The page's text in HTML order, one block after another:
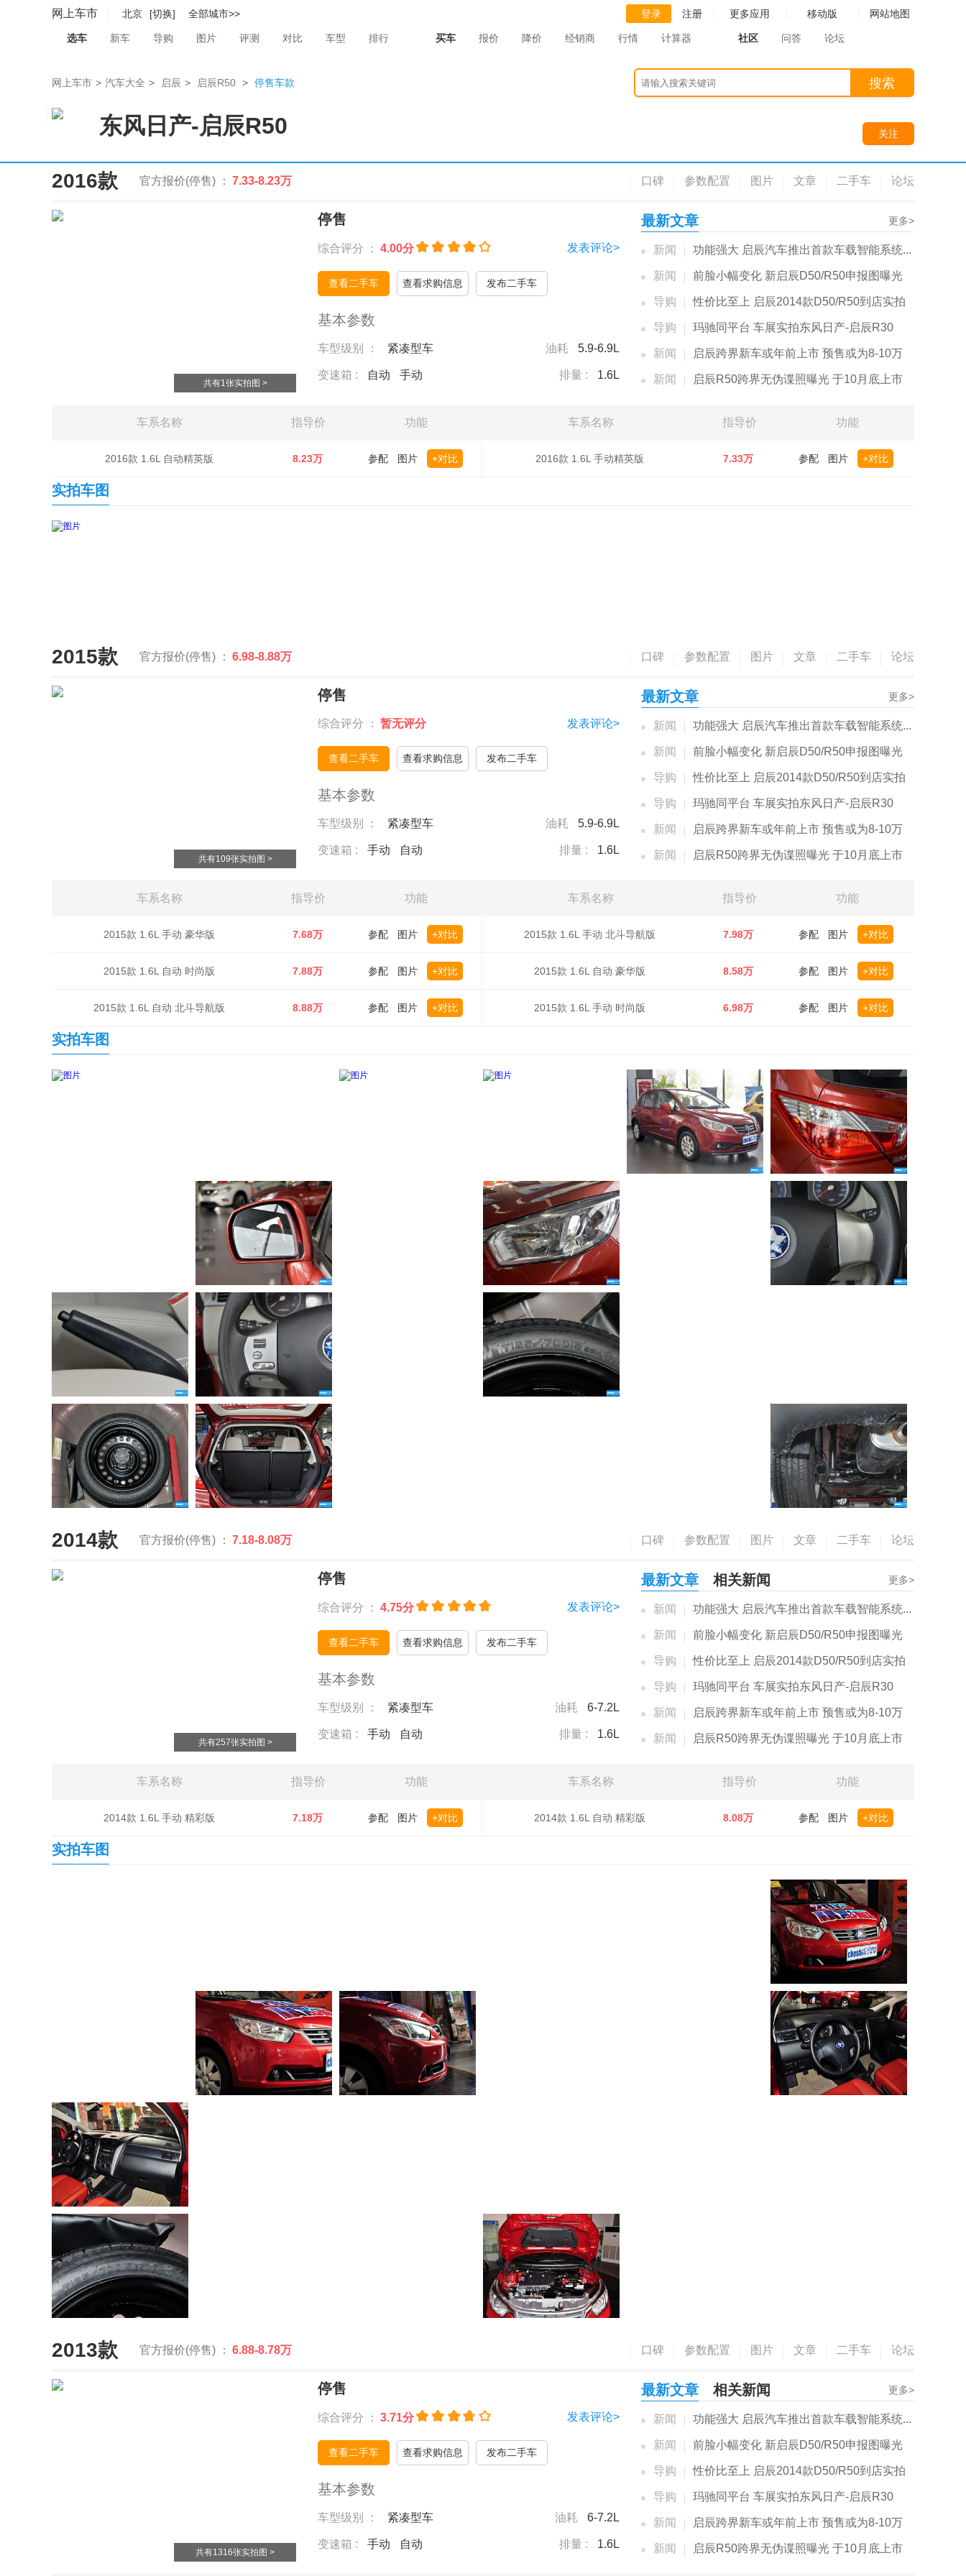
网上车市 北京 [切换] 全部城市>> 登录 注册 更多应用 移动版 网站地图
选车 新车 导购 图片 评测 对比 车型 排行 买车 报价 降价 经销商 行情 计算器 社区 问答 论坛
网上车市 > 汽车大全 > 启辰 > 启辰R50 > 停售车款 搜索
东风日产-启辰R50 关注
2016款 官方报价(停售) ： 7.33-8.23万 口碑 参数配置 图片 文章 二手车 论坛
共有1张实拍图 >
停售
综合评分 ： 4.00分 发表评论>
查看二手车 查看求购信息 发布二手车
基本参数
车型级别 ： 紧凑型车 油耗 5.9-6.9L
变速箱 : 自动 手动 排量 : 1.6L
最新文章 更多>
新闻 功能强大 启辰汽车推出首款车载智能系统...
新闻 前脸小幅变化 新启辰D50/R50申报图曝光
导购 性价比至上 启辰2014款D50/R50到店实拍
导购 玛驰同平台 车展实拍东风日产-启辰R30
新闻 启辰跨界新车或年前上市 预售或为8-10万
新闻 启辰R50跨界无伪谍照曝光 于10月底上市
车系名称 指导价 功能 车系名称 指导价 功能
2016款 1.6L 自动精英版 8.23万 参配 图片 +对比 2016款 1.6L 手动精英版 7.33万 参配 图片 +对比
实拍车图
2015款 官方报价(停售) ： 6.98-8.88万 口碑 参数配置 图片 文章 二手车 论坛
共有109张实拍图 >
停售
综合评分 ： 暂无评分 发表评论>
查看二手车 查看求购信息 发布二手车
基本参数
车型级别 ： 紧凑型车 油耗 5.9-6.9L
变速箱 : 手动 自动 排量 : 1.6L
最新文章 更多>
新闻 功能强大 启辰汽车推出首款车载智能系统...
新闻 前脸小幅变化 新启辰D50/R50申报图曝光
导购 性价比至上 启辰2014款D50/R50到店实拍
导购 玛驰同平台 车展实拍东风日产-启辰R30
新闻 启辰跨界新车或年前上市 预售或为8-10万
新闻 启辰R50跨界无伪谍照曝光 于10月底上市
车系名称 指导价 功能 车系名称 指导价 功能
2015款 1.6L 手动 豪华版 7.68万 参配 图片 +对比
2015款 1.6L 自动 时尚版 7.88万 参配 图片 +对比
2015款 1.6L 自动 北斗导航版 8.88万 参配 图片 +对比
2015款 1.6L 手动 北斗导航版 7.98万 参配 图片 +对比
2015款 1.6L 自动 豪华版 8.58万 参配 图片 +对比
2015款 1.6L 手动 时尚版 6.98万 参配 图片 +对比
实拍车图
2014款 官方报价(停售) ： 7.18-8.08万 口碑 参数配置 图片 文章 二手车 论坛
共有257张实拍图 >
停售
综合评分 ： 4.75分 发表评论>
查看二手车 查看求购信息 发布二手车
基本参数
车型级别 ： 紧凑型车 油耗 6-7.2L
变速箱 : 手动 自动 排量 : 1.6L
最新文章 相关新闻 更多>
新闻 功能强大 启辰汽车推出首款车载智能系统...
新闻 前脸小幅变化 新启辰D50/R50申报图曝光
导购 性价比至上 启辰2014款D50/R50到店实拍
导购 玛驰同平台 车展实拍东风日产-启辰R30
新闻 启辰跨界新车或年前上市 预售或为8-10万
新闻 启辰R50跨界无伪谍照曝光 于10月底上市
车系名称 指导价 功能 车系名称 指导价 功能
2014款 1.6L 手动 精彩版 7.18万 参配 图片 +对比 2014款 1.6L 自动 精彩版 8.08万 参配 图片 +对比
实拍车图
2013款 官方报价(停售) ： 6.88-8.78万 口碑 参数配置 图片 文章 二手车 论坛
共有1316张实拍图 >
停售
综合评分 ： 3.71分 发表评论>
查看二手车 查看求购信息 发布二手车
基本参数
车型级别 ： 紧凑型车 油耗 6-7.2L
变速箱 : 手动 自动 排量 : 1.6L
最新文章 相关新闻 更多>
新闻 功能强大 启辰汽车推出首款车载智能系统...
新闻 前脸小幅变化 新启辰D50/R50申报图曝光
导购 性价比至上 启辰2014款D50/R50到店实拍
导购 玛驰同平台 车展实拍东风日产-启辰R30
新闻 启辰跨界新车或年前上市 预售或为8-10万
新闻 启辰R50跨界无伪谍照曝光 于10月底上市